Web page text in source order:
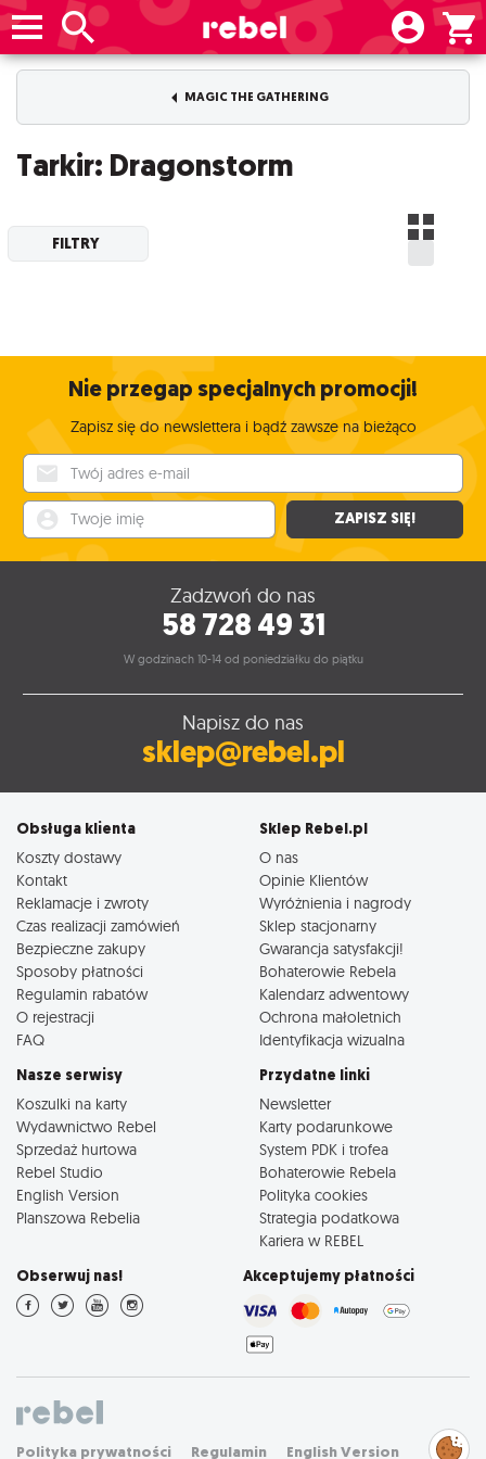
MAGIC THE GATHERING
Tarkir: Dragonstorm
FILTRY
Nie przegap specjalnych promocji!
Zapisz się do newslettera i bądź zawsze na bieżąco
ZAPISZ SIĘ!
Zadzwoń do nas
58 728 49 31
W godzinach 10-14 od poniedziałku do piątku
Napisz do nas
sklep@rebel.pl
Obsługa klienta
Koszty dostawy
Kontakt
Reklamacje i zwroty
Czas realizacji zamówień
Bezpieczne zakupy
Sposoby płatności
Regulamin rabatów
O rejestracji
FAQ
Sklep Rebel.pl
O nas
Opinie Klientów
Wyróżnienia i nagrody
Sklep stacjonarny
Gwarancja satysfakcji!
Bohaterowie Rebela
Kalendarz adwentowy
Ochrona małoletnich
Identyfikacja wizualna
Nasze serwisy
Koszulki na karty
Wydawnictwo Rebel
Sprzedaż hurtowa
Rebel Studio
English Version
Planszowa Rebelia
Przydatne linki
Newsletter
Karty podarunkowe
System PDK i trofea
Bohaterowie Rebela
Polityka cookies
Strategia podatkowa
Kariera w REBEL
Obserwuj nas! Akceptujemy płatności
Polityka prywatności Regulamin English Version
Zarządzaj
preferencjami
cookies